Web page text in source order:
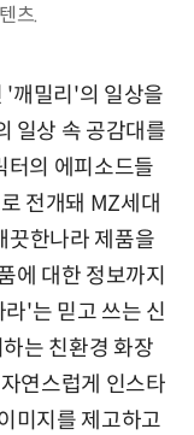
츠.
'깨밀리'의 일상을
일상 속 공감대를
터의 에피소드들
전개돼 MZ세대
끗한나라 제품을
에 대한 정보까지
'는 믿고 쓰는 신
는 친환경 화장
연스럽게 인스타
미지를 제고하고